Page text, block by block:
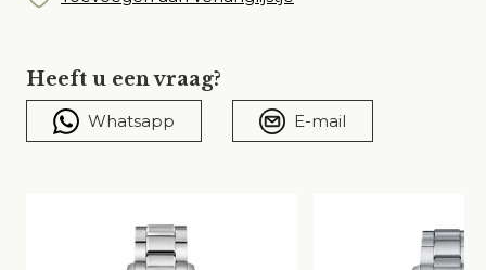
Heeft u een vraag?
Whatsapp E-mail